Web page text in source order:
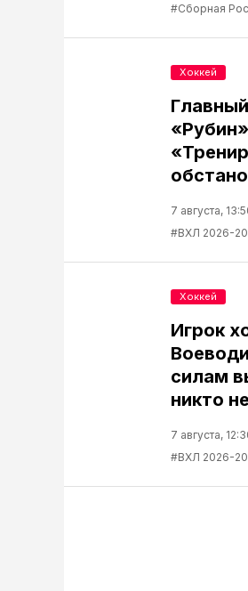
#Сборная
7 августа,
#ВХЛ 2026-
Хоккей
Игрок
силам
никто
7 августа,
#ВХЛ 2026-
Хоккей